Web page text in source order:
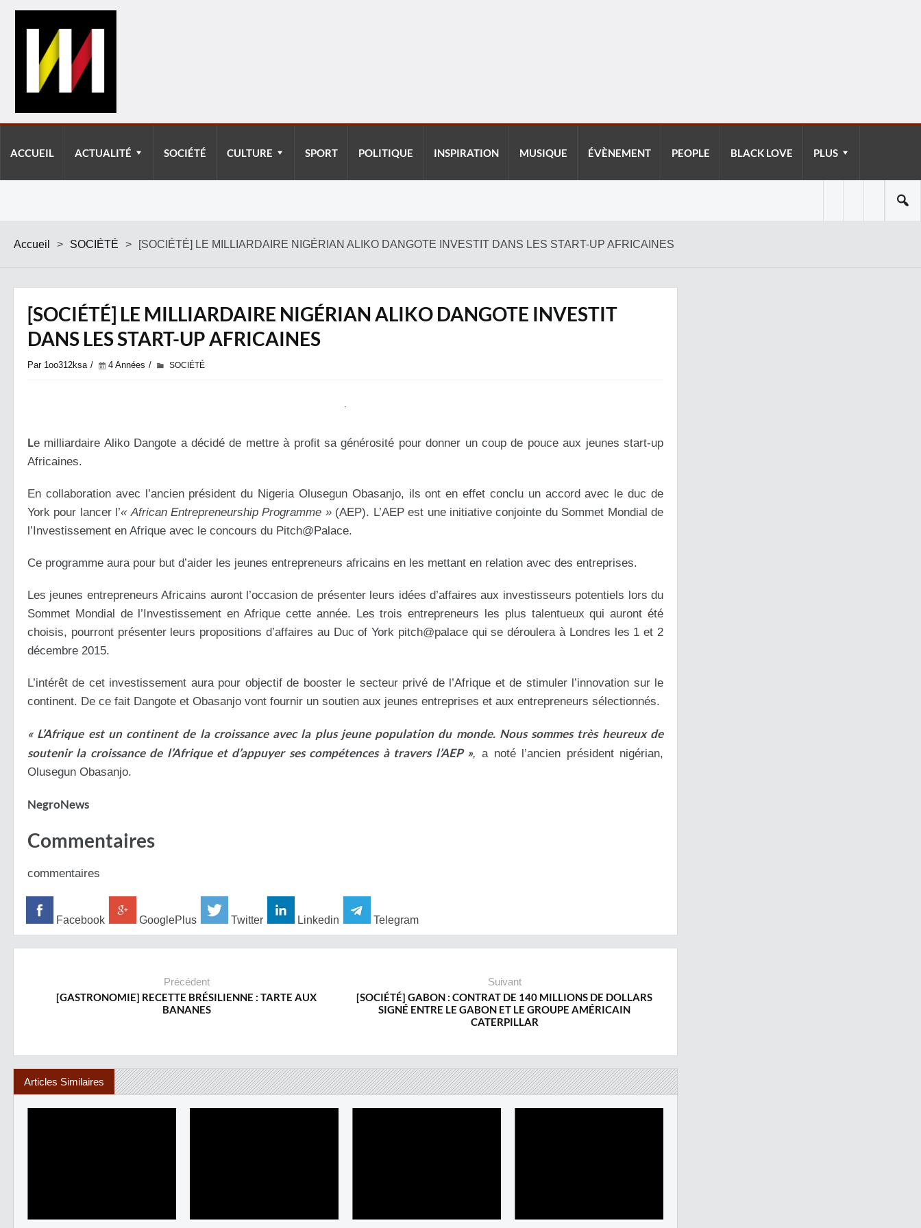
ACCUEIL ACTUALITÉ SOCIÉTÉ CULTURE SPORT POLITIQUE INSPIRATION MUSIQUE ÉVÈNEMENT PEOPLE BLACK LOVE PLUS
Accueil > SOCIÉTÉ > [SOCIÉTÉ] LE MILLIARDAIRE NIGÉRIAN ALIKO DANGOTE INVESTIT DANS LES START-UP AFRICAINES
[SOCIÉTÉ] LE MILLIARDAIRE NIGÉRIAN ALIKO DANGOTE INVESTIT
DANS LES START-UP AFRICAINES
Par 1oo312ksa 4 Années SOCIÉTÉ
Le milliardaire Aliko Dangote a décidé de mettre à profit sa générosité pour donner un coup de pouce aux jeunes start-up
Africaines.
En collaboration avec l’ancien président du Nigeria Olusegun Obasanjo, ils ont en effet conclu un accord avec le duc de
York pour lancer l’« African Entrepreneurship Programme »(AEP). L’AEP est une initiative conjointe du Sommet Mondial de
l’Investissement en Afrique avec le concours du Pitch@Palace.
Ce programme aura pour but d’aider les jeunes entrepreneurs africains en les mettant en relation avec des entreprises.
Les jeunes entrepreneurs Africains auront l’occasion de présenter leurs idées d’affaires aux investisseurs potentiels lors du
Sommet Mondial de l’Investissement en Afrique cette année. Les trois entrepreneurs les plus talentueux qui auront été
choisis, pourront présenter leurs propositions d’affaires au Duc of York pitch@palace qui se déroulera à Londres les 1 et 2
décembre 2015.
L’intérêt de cet investissement aura pour objectif de booster le secteur privé de l’Afrique et de stimuler l’innovation sur le
continent. De ce fait Dangote et Obasanjo vont fournir un soutien aux jeunes entreprises et aux entrepreneurs sélectionnés.
« L’Afrique est un continent de la croissance avec la plus jeune population du monde. Nous sommes très heureux de
soutenir la croissance de l’Afrique et d’appuyer ses compétences à travers l’AEP », a noté l’ancien président nigérian,
Olusegun Obasanjo.
NegroNews
Commentaires
commentaires
Facebook GooglePlus Twitter Linkedin Telegram
Précédent
[GASTRONOMIE] RECETTE BRÉSILIENNE : TARTE AUX
BANANES
Suivant
[SOCIÉTÉ] GABON : CONTRAT DE 140 MILLIONS DE DOLLARS
SIGNÉ ENTRE LE GABON ET LE GROUPE AMÉRICAIN
CATERPILLAR
Articles Similaires